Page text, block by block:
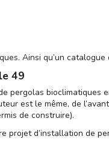
Ainsi qu’un
49
pergolas
est le même, de
de construire).
projet d’installation de